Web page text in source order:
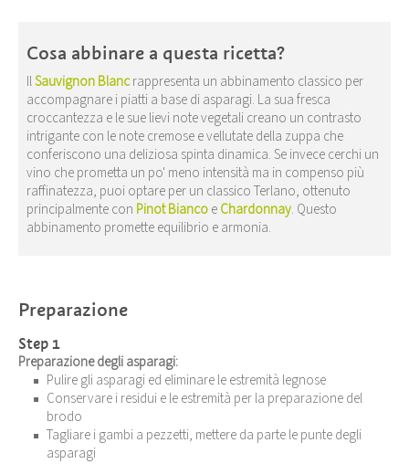
Cosa abbinare a questa ricetta?
IlSauvignon Blancrappresenta un abbinamento classico per
accompagnare i piatti a base di asparagi. La sua fresca
croccantezza e le sue lievi note vegetali creano un contrasto
intrigante con le note cremose e vellutate della zuppa che
conferiscono una deliziosa spinta dinamica. Se invece cerchi un
vino che prometta un po' meno intensità ma in compenso più
raffinatezza, puoi optare per un classico Terlano, ottenuto
principalmente con Pinot BiancoeChardonnay. Questo
abbinamento promette equilibrio e armonia.
Preparazione
Step 1
Preparazione degli asparagi:
Pulire gli asparagi ed eliminare le estremità legnose
Conservare i residui e le estremità per la preparazione del
brodo
Tagliare i gambi a pezzetti, mettere da parte le punte degli
asparagi